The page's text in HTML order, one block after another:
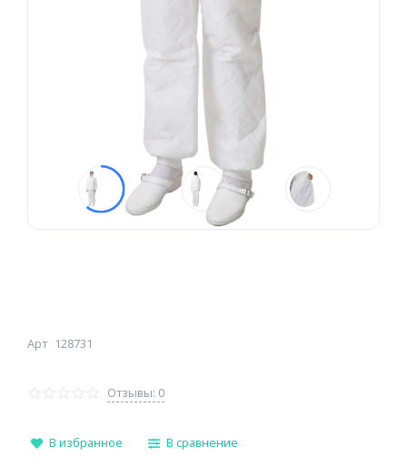
Арт 128731
Отзывы: 0
В избранное В сравнение